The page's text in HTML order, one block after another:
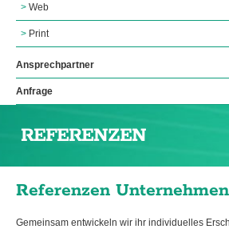
Web
Print
Ansprechpartner
Anfrage
REFERENZEN
Referenzen
Gemeinsam entwickeln wir ihr individuelles